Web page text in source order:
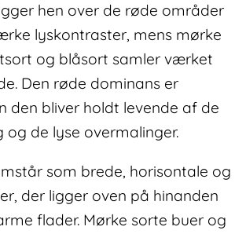
hen over de røde områder
lyskontraster, mens mørke
og blåsort samler værket
Den røde dominans er
den bliver holdt levende af de
og de lyse overmalinger.
som brede, horisontale og
der ligger oven på hinanden
flader. Mørke sorte buer og